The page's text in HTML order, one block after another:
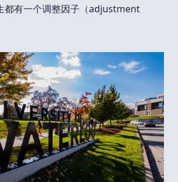
都有一个调整因子（adjustment